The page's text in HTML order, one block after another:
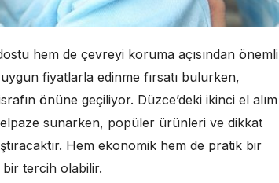
hem de çevreyi koruma açısından önemli
fiyatlarla edinme fırsatı bulurken,
önüne geçiliyor. Düzce’deki ikinci el alım
sunarken, popüler ürünleri ve dikkat
Hem ekonomik hem de pratik bir
tercih olabilir.